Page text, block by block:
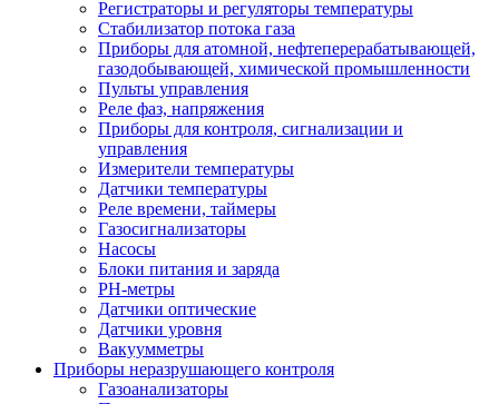
Регистраторы и регуляторы температуры
Стабилизатор потока газа
Приборы для атомной, нефтеперерабатывающей,
газодобывающей, химической промышленности
Пульты управления
Реле фаз, напряжения
Приборы для контроля, сигнализации и
управления
Измерители температуры
Датчики температуры
Реле времени, таймеры
Газосигнализаторы
Насосы
Блоки питания и заряда
PH-метры
Датчики оптические
Датчики уровня
Вакуумметры
Приборы неразрушающего контроля
Газоанализаторы